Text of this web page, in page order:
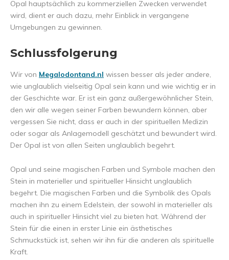
Opal hauptsächlich zu kommerziellen Zwecken verwendet
wird, dient er auch dazu, mehr Einblick in vergangene
Umgebungen zu gewinnen.
Schlussfolgerung
Wir von Megalodontand.nl wissen besser als jeder andere,
wie unglaublich vielseitig Opal sein kann und wie wichtig er in
der Geschichte war. Er ist ein ganz außergewöhnlicher Stein,
den wir alle wegen seiner Farben bewundern können, aber
vergessen Sie nicht, dass er auch in der spirituellen Medizin
oder sogar als Anlagemodell geschätzt und bewundert wird.
Der Opal ist von allen Seiten unglaublich begehrt.
Opal und seine magischen Farben und Symbole machen den
Stein in materieller und spiritueller Hinsicht unglaublich
begehrt. Die magischen Farben und die Symbolik des Opals
machen ihn zu einem Edelstein, der sowohl in materieller als
auch in spiritueller Hinsicht viel zu bieten hat. Während der
Stein für die einen in erster Linie ein ästhetisches
Schmuckstück ist, sehen wir ihn für die anderen als spirituelle
Kraft.